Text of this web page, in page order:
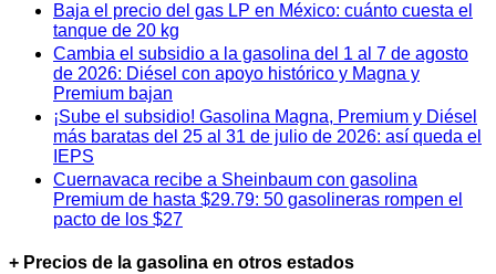
Baja el precio del gas LP en México: cuánto cuesta el
tanque de 20 kg
Cambia el subsidio a la gasolina del 1 al 7 de agosto
de 2026: Diésel con apoyo histórico y Magna y
Premium bajan
¡Sube el subsidio! Gasolina Magna, Premium y Diésel
más baratas del 25 al 31 de julio de 2026: así queda el
IEPS
Cuernavaca recibe a Sheinbaum con gasolina
Premium de hasta $29.79: 50 gasolineras rompen el
pacto de los $27
+ Precios de la gasolina en otros estados